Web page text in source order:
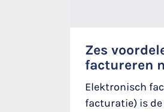
Zes
factureren
Elektronisch
facturatie) is